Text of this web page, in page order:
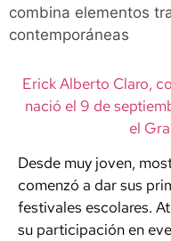
combina elementos
contemporáneas
Erick Alberto Claro,
nació el 9 de
el
Desde muy joven,
comenzó a dar sus
festivales escolares.
su participación en